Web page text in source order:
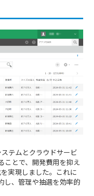
テムとクラウドサービ
ことで、開発費用を抑え
実現しました。これに
し、管理や抽選を効率的